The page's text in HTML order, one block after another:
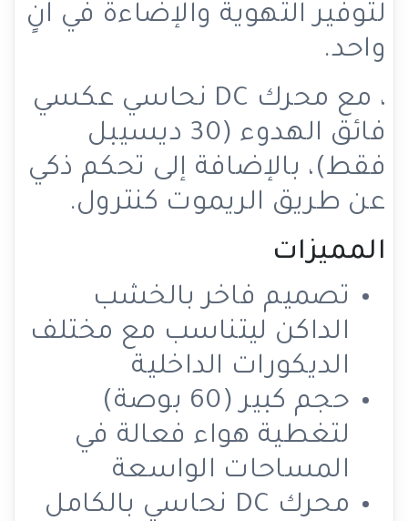
لتوفير التهوية والإضاءة في آنٍ
واحد.
، مع محرك DC نحاسي عكسي
فائق الهدوء (30 ديسيبل
فقط)، بالإضافة إلى تحكم ذكي
عن طريق الريموت كنترول.
المميزات
تصميم فاخر بالخشب
الداكن ليتناسب مع مختلف
الديكورات الداخلية
حجم كبير (60 بوصة)
لتغطية هواء فعالة في
المساحات الواسعة
محرك DC نحاسي بالكامل